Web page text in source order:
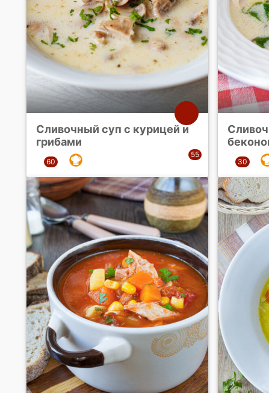
Сливочный суп с курицей и
грибами